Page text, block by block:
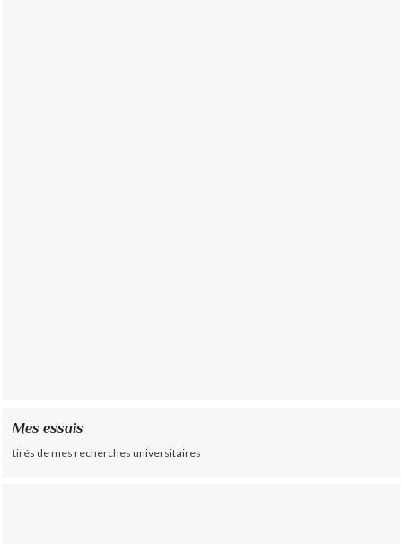
Mes essais
tirés de mes recherches universitaires